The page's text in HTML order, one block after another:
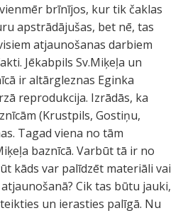
brīnījos, kur tik čaklas
apstrādājušas, bet nē, tas
atjaunošanas darbiem
Jēkabpils Sv.Miķeļa un
ir altārgleznas Eginka
reprodukcija. Izrādās, ka
(Krustpils, Gostiņu,
Tagad viena no tām
baznīcā. Varbūt tā ir no
kāds var palīdzēt materiāli vai
Cik tas būtu jauki,
un ierasties palīgā. Nu